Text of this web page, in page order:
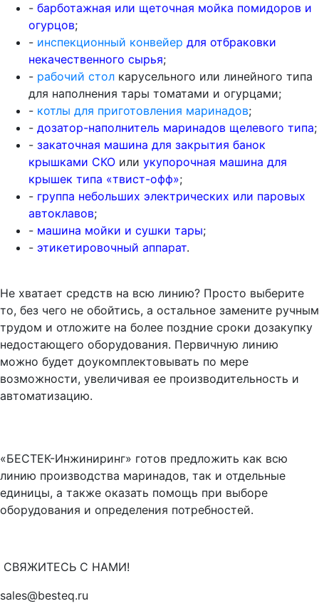
- барботажная или щеточная мойка помидоров и
огурцов;
- инспекционный конвейер для отбраковки
некачественного сырья;
- рабочий стол карусельного или линейного типа
для наполнения тары томатами и огурцами;
- котлы для приготовления маринадов;
- дозатор-наполнитель маринадов щелевого типа;
- закаточная машина для закрытия банок
крышками СКО или укупорочная машина для
крышек типа «твист-офф»;
- группа небольших электрических или паровых
автоклавов;
- машина мойки и сушки тары;
- этикетировочный аппарат.
Не хватает средств на всю линию? Просто выберите
то, без чего не обойтись, а остальное замените ручным
трудом и отложите на более поздние сроки дозакупку
недостающего оборудования. Первичную линию
можно будет доукомплектовывать по мере
возможности, увеличивая ее производительность и
автоматизацию.
«БЕСТЕК-Инжиниринг» готов предложить как всю
линию производства маринадов, так и отдельные
единицы, а также оказать помощь при выборе
оборудования и определения потребностей.
СВЯЖИТЕСЬ С НАМИ!
sales@besteq.ru